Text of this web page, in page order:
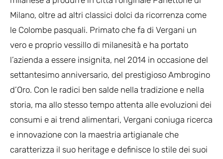
Milano, oltre ad altri classici dolci da ricorrenza come
le Colombe pasquali. Primato che fa di Vergani un
vero e proprio vessillo di milanesità e ha portato
l’azienda a essere insignita, nel 2014 in occasione del
settantesimo anniversario, del prestigioso Ambrogino
d’Oro. Con le radici ben salde nella tradizione e nella
storia, ma allo stesso tempo attenta alle evoluzioni dei
consumi e ai trend alimentari, Vergani coniuga ricerca
e innovazione con la maestria artigianale che
caratterizza il suo heritage e definisce lo stile dei suoi